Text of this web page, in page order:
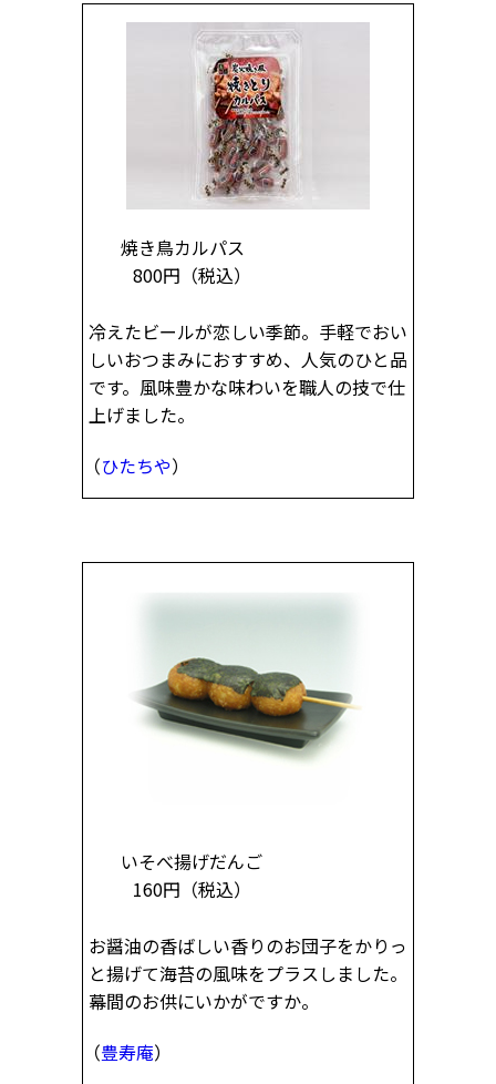
焼き鳥カルパス
800円 （税込）
冷えたビールが恋しい季節。手軽でおい
しいおつまみにおすすめ、人気のひと品
です。風味豊かな味わいを職人の技で仕
上げました。
（ひたちや）
いそべ揚げだんご
160円 （税込）
お醤油の香ばしい香りのお団子をかりっ
と揚げて海苔の風味をプラスしました。
幕間のお供にいかがですか。
（豊寿庵）